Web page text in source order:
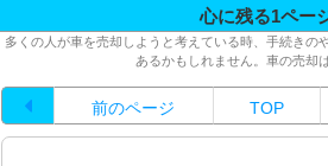
心に残る1ペー
多くの人が車を売却しようと考えている時、手続きの
あるかもしれません。車の売却
前のページ TOP